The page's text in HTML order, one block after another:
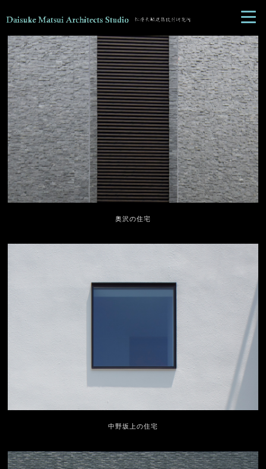
奥沢の住宅
中野坂上の住宅